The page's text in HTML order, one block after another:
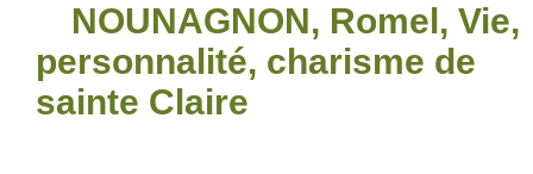
NOUNAGNON, Romel, Vie,
personnalité, charisme de
sainte Claire